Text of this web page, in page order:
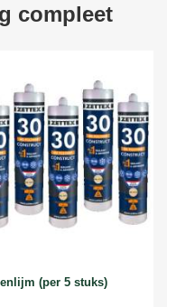
compleet
(per 5 stuks)